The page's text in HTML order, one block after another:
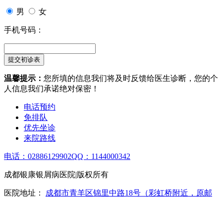
男 女
手机号码：
温馨提示： 您所填的信息我们将及时反馈给医生诊断，您的个
人信息我们承诺绝对保密！
电话预约
免排队
优先坐诊
来院路线
电话：02886129902QQ：1144000342
成都银康银屑病医院|版权所有
医院地址： 成都市青羊区锦里中路18号（彩虹桥附近，原邮